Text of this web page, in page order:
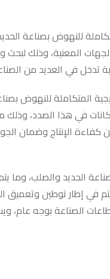
للنهوض بصناعة
المعنية، وذلك لبحث
في العديد من
المتكاملة للنهوض
في هذا الصدد، وذلك
الإنتاج وضمان
الحديد والصلب، وما
في إطار توطين وتعميق
الصناعة بوجه